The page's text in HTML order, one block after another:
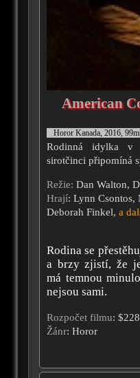
American
Horor Kanada, 2016,
Rodinná idylka v
sirotčinci připomíná
Režie: Dan Walton,
Hrají: Lynn Csontos,
Deborah Finkel, a
Rodina se
a brzy zjistí, že
má temnou
nejsou sami.
Rozpočet filmu:
Žánr: Horor